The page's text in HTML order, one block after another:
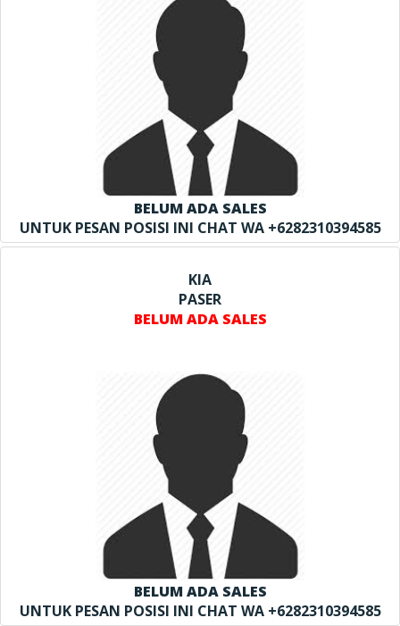
BELUM ADA SALES
UNTUK PESAN POSISI INI CHAT WA +6282310394585
KIA
PASER
BELUM ADA SALES
BELUM ADA SALES
UNTUK PESAN POSISI INI CHAT WA +6282310394585